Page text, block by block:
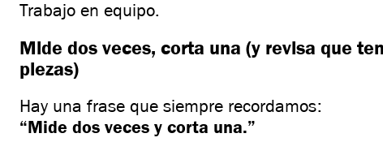
Trabajo en equipo.
Mide dos veces, corta una (y revisa que
piezas)
Hay una frase que siempre recordamos:
“Mide dos veces y corta una.”